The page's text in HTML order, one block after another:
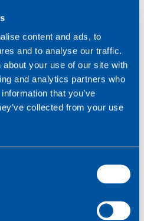
content and ads, to
and to analyse our traffic.
your use of our site with
and analytics partners who
that you’ve
collected from your use
så der spares
også
at overvåge mængden
og automatisere
ikke kun
også miljøet ved at
Samlet set
planet